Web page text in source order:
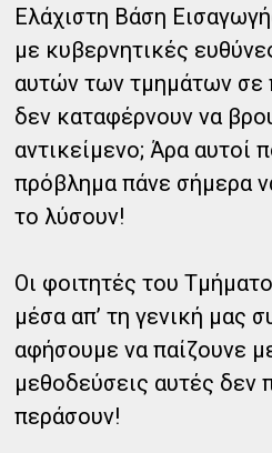
Ελάχιστη Βάση
με κυβερνητικές
αυτών των τμημάτων σε
δεν καταφέρνουν να
αντικείμενο; Άρα αυτοί
πρόβλημα πάνε σήμερα
το λύσουν!
Οι φοιτητές του
μέσα απ’ τη γενική μας
αφήσουμε να παίζουνε
μεθοδεύσεις αυτές δεν
περάσουν!